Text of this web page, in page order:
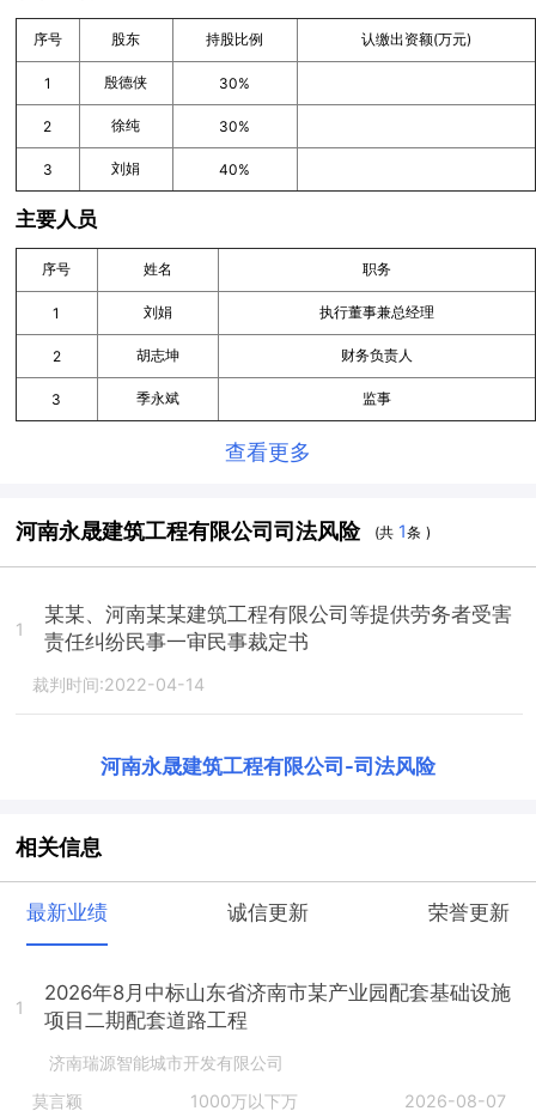
序号 股东 持股比例 认缴出资额(万元)
1 殷德侠 30%
2 徐纯 30%
3 刘娟 40%
主要人员
序号 姓名 职务
1 刘娟 执行董事兼总经理
2 胡志坤 财务负责人
3 季永斌 监事
查看更多
河南永晟建筑工程有限公司司法风险 (共 1条 )
1
某某、河南某某建筑工程有限公司等提供劳务者受害
责任纠纷民事一审民事裁定书
裁判时间:2022-04-14
河南永晟建筑工程有限公司 -司法风险
相关信息
最新业绩 诚信更新 荣誉更新
1
2026年8月中标山东省济南市某产业园配套基础设施
项目二期配套道路工程
济南瑞源智能城市开发有限公司
莫言颖
1000万以下万 2026-08-07